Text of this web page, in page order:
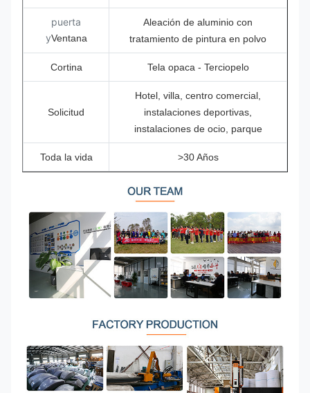
puerta
yVentana
Aleación de aluminio con
tratamiento de pintura en polvo
Cortina Tela opaca - Terciopelo
Solicitud
Hotel, villa, centro comercial,
instalaciones deportivas,
instalaciones de ocio, parque
Toda la vida >30 Años